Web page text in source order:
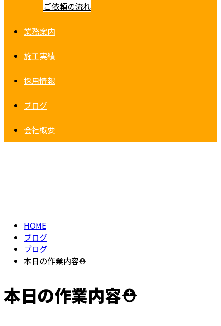
ご依頼の流れ
業務案内
施工実績
採用情報
ブログ
会社概要
HOME
ブログ
ブログ
本日の作業内容⛑️
本日の作業内容⛑️